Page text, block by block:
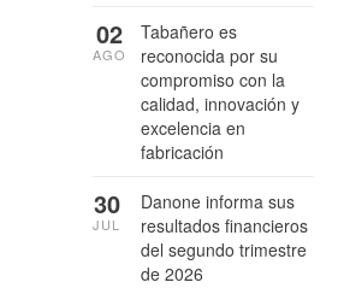
Tabañero es
reconocida por su
compromiso con la
calidad, innovación y
excelencia en
fabricación
02
AGO
Danone informa sus
resultados financieros
del segundo trimestre
de 2026
30
JUL